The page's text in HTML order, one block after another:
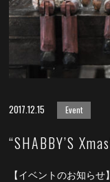
2017.12.15 Event
“SHABBY’S
【イベントのお知らせ】